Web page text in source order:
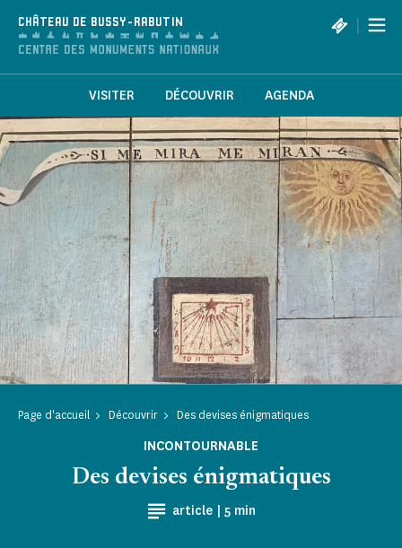
CHÂTEAU DE BUSSY-RABUTIN |
VISITER DÉCOUVRIR AGENDA
Page d'accueil Découvrir Des devises énigmatiques
INCONTOURNABLE
article | Temps de Lecture
5 min
Des devises énigmatiques